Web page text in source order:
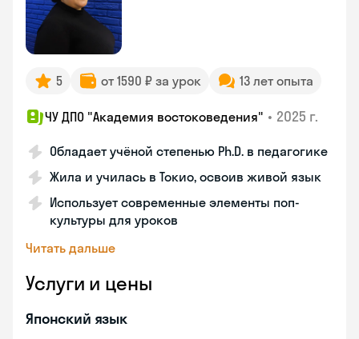
5 от 1590 ₽ за урок 13 лет опыта
ЧУ ДПО "Академия востоковедения" • 2025 г.
Обладает учёной степенью Ph.D. в педагогике
Жила и училась в Токио, освоив живой язык
Использует современные элементы поп-
культуры для уроков
Читать дальше
Услуги и цены
Японский язык